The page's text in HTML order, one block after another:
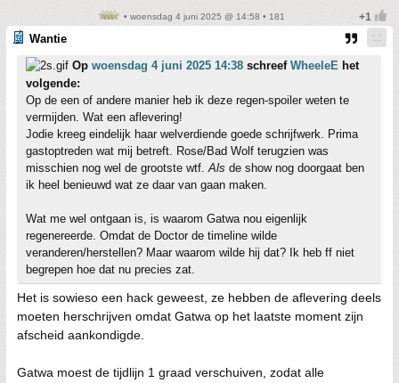
• woensdag 4 juni 2025 @ 14:58 • 181
Wantie
Op woensdag 4 juni 2025 14:38 schreef WheeleE het
volgende:
Op de een of andere manier heb ik deze regen-spoiler weten te
vermijden. Wat een aflevering!
Jodie kreeg eindelijk haar welverdiende goede schrijfwerk. Prima
gastoptreden wat mij betreft. Rose/Bad Wolf terugzien was
misschien nog wel de grootste wtf.Als de show nog doorgaat ben
ik heel benieuwd wat ze daar van gaan maken.
Wat me wel ontgaan is, is waarom Gatwa nou eigenlijk
regenereerde. Omdat de Doctor de timeline wilde
veranderen/herstellen? Maar waarom wilde hij dat? Ik heb ff niet
begrepen hoe dat nu precies zat.
Het is sowieso een hack geweest, ze hebben de aflevering deels
moeten herschrijven omdat Gatwa op het laatste moment zijn
afscheid aankondigde.
Gatwa moest de tijdlijn 1 graad verschuiven, zodat alle